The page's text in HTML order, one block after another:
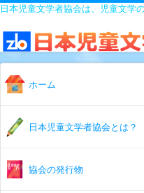
日本児童文学者協会は、児童文学
ホーム
日本児童文学者協会とは？
協会の発行物